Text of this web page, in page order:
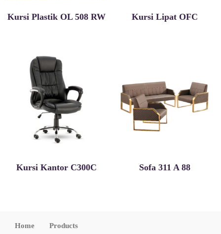
Kursi Plastik OL 508 RW Kursi Lipat OFC
Kursi Kantor C300C Sofa 311 A 88
Home Products